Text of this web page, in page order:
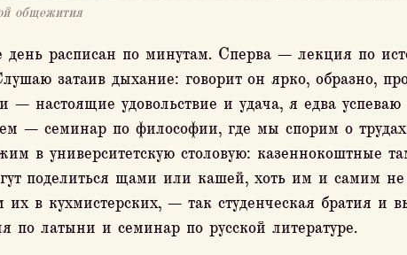
общежития
день расписан по минутам. Сперва — лекция по
затаив дыхание: говорит он ярко, образно,
— настоящие удовольствие и удача, я едва успеваю
— семинар по философии, где мы спорим о
в университетскую столовую: казеннокоштные
поделиться щами или кашей, хоть им и самим
их в кухмистерских, — так студенческая братия и
по латыни и семинар по русской литературе.